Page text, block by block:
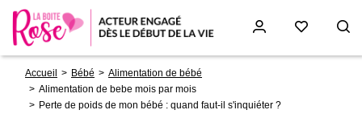
contenu
d'Ariane
Accueil Bébé
Alimentation de bébé
Alimentation de bebe mois par mois
Perte de poids de mon bébé : quand faut-il s'inquiéter ?